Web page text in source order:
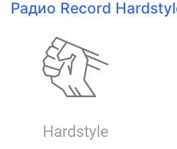
Радио Record